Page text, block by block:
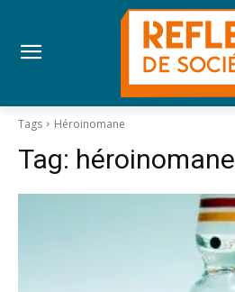
Tags Héroinomane
Tag: héroinomane